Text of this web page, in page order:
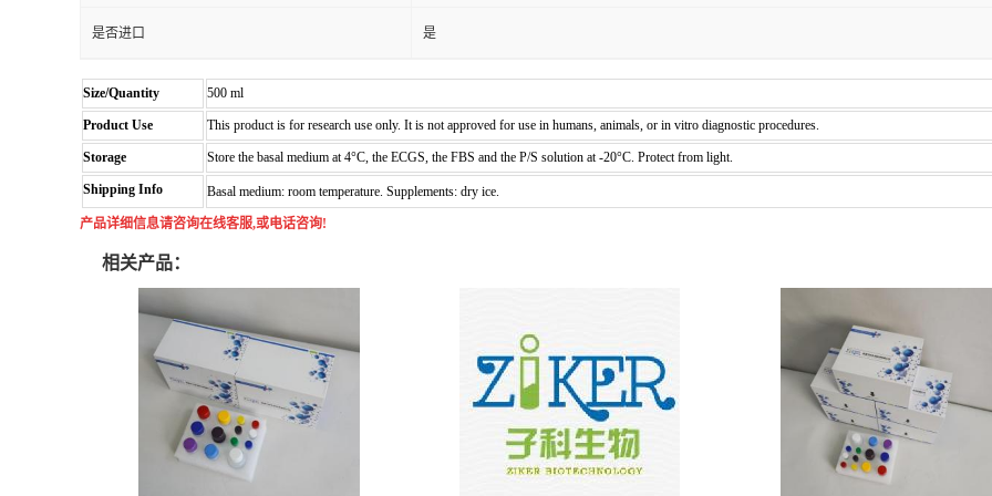
是否进口 是
Size/Quantity 500 ml
Product Use This product is for research use only. It is not approved for use in humans, animals, or in vitro diagnostic procedures.
Storage Store the basal medium at 4°C, the ECGS, the FBS and the P/S solution at -20°C. Protect from light.
Shipping Info Basal medium: room temperature. Supplements: dry ice.
产品详细信息请咨询在线客服,或电话咨询!
相关产品：